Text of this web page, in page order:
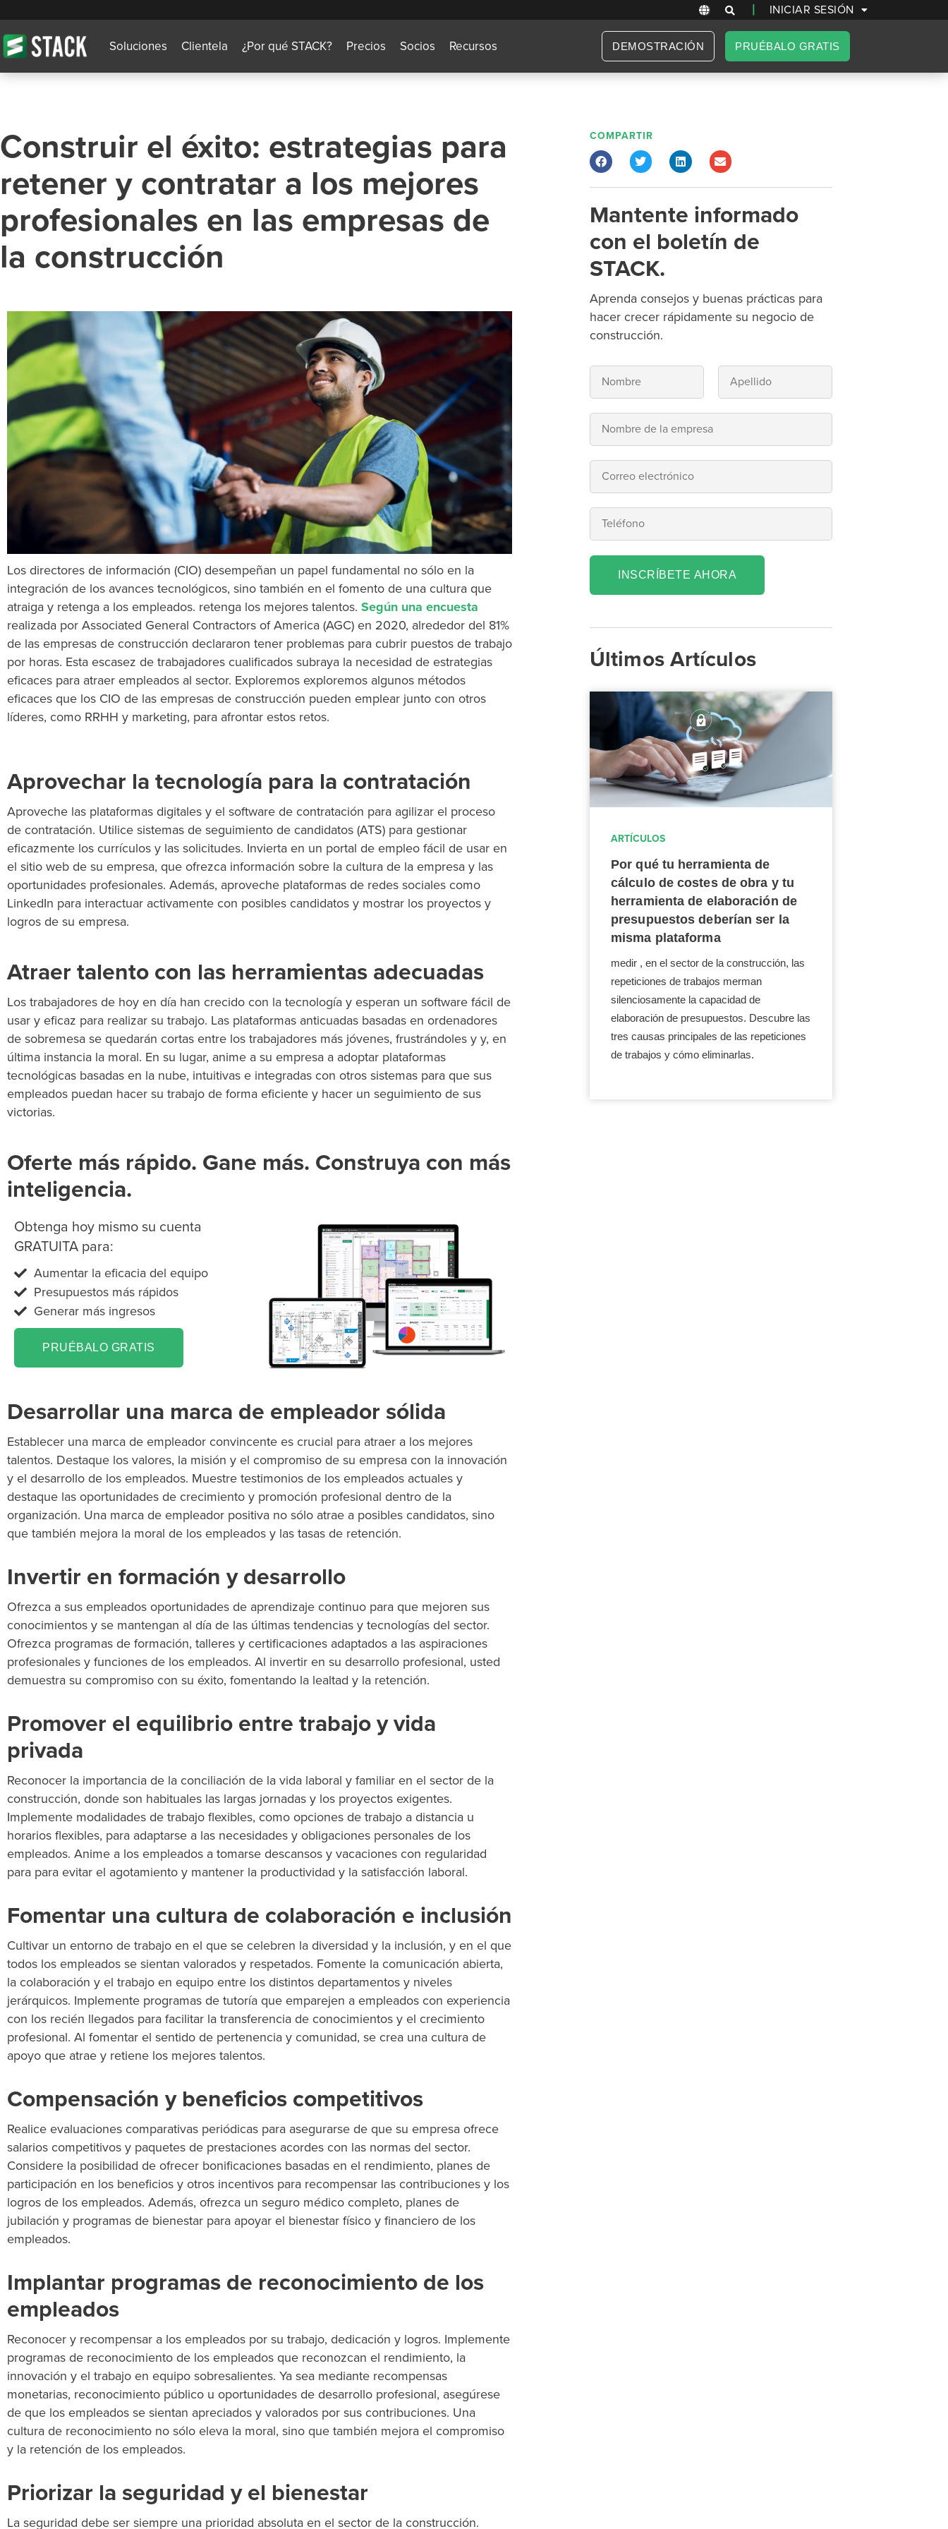
| INICIAR SESIÓN
Soluciones Clientela ¿Por qué STACK? Precios Socios Recursos DEMOSTRACIÓN PRUÉBALO GRATIS
Construir el éxito: estrategias para
retener y contratar a los mejores
profesionales en las empresas de
la construcción
Los directores de información (CIO) desempeñan un papel fundamental no sólo en la
integración de los avances tecnológicos, sino también en el fomento de una cultura que
atraiga y retenga a los empleados. retenga los mejores talentos. Según una encuesta
realizada por Associated General Contractors of America (AGC) en 2020, alrededor del 81%
de las empresas de construcción declararon tener problemas para cubrir puestos de trabajo
por horas. Esta escasez de trabajadores cualificados subraya la necesidad de estrategias
eficaces para atraer empleados al sector. Exploremos exploremos algunos métodos
eficaces que los CIO de las empresas de construcción pueden emplear junto con otros
líderes, como RRHH y marketing, para afrontar estos retos.
Aprovechar la tecnología para la contratación
Aproveche las plataformas digitales y el software de contratación para agilizar el proceso
de contratación. Utilice sistemas de seguimiento de candidatos (ATS) para gestionar
eficazmente los currículos y las solicitudes. Invierta en un portal de empleo fácil de usar en
el sitio web de su empresa, que ofrezca información sobre la cultura de la empresa y las
oportunidades profesionales. Además, aproveche plataformas de redes sociales como
LinkedIn para interactuar activamente con posibles candidatos y mostrar los proyectos y
logros de su empresa.
Atraer talento con las herramientas adecuadas
Los trabajadores de hoy en día han crecido con la tecnología y esperan un software fácil de
usar y eficaz para realizar su trabajo. Las plataformas anticuadas basadas en ordenadores
de sobremesa se quedarán cortas entre los trabajadores más jóvenes, frustrándoles y y, en
última instancia la moral. En su lugar, anime a su empresa a adoptar plataformas
tecnológicas basadas en la nube, intuitivas e integradas con otros sistemas para que sus
empleados puedan hacer su trabajo de forma eficiente y hacer un seguimiento de sus
victorias.
Oferte más rápido. Gane más. Construya con más
inteligencia.
Obtenga hoy mismo su cuenta
GRATUITA para:
Aumentar la eficacia del equipo
Presupuestos más rápidos
Generar más ingresos
PRUÉBALO GRATIS
Desarrollar una marca de empleador sólida
Establecer una marca de empleador convincente es crucial para atraer a los mejores
talentos. Destaque los valores, la misión y el compromiso de su empresa con la innovación
y el desarrollo de los empleados. Muestre testimonios de los empleados actuales y
destaque las oportunidades de crecimiento y promoción profesional dentro de la
organización. Una marca de empleador positiva no sólo atrae a posibles candidatos, sino
que también mejora la moral de los empleados y las tasas de retención.
Invertir en formación y desarrollo
Ofrezca a sus empleados oportunidades de aprendizaje continuo para que mejoren sus
conocimientos y se mantengan al día de las últimas tendencias y tecnologías del sector.
Ofrezca programas de formación, talleres y certificaciones adaptados a las aspiraciones
profesionales y funciones de los empleados. Al invertir en su desarrollo profesional, usted
demuestra su compromiso con su éxito, fomentando la lealtad y la retención.
Promover el equilibrio entre trabajo y vida
privada
Reconocer la importancia de la conciliación de la vida laboral y familiar en el sector de la
construcción, donde son habituales las largas jornadas y los proyectos exigentes.
Implemente modalidades de trabajo flexibles, como opciones de trabajo a distancia u
horarios flexibles, para adaptarse a las necesidades y obligaciones personales de los
empleados. Anime a los empleados a tomarse descansos y vacaciones con regularidad
para para evitar el agotamiento y mantener la productividad y la satisfacción laboral.
Fomentar una cultura de colaboración e inclusión
Cultivar un entorno de trabajo en el que se celebren la diversidad y la inclusión, y en el que
todos los empleados se sientan valorados y respetados. Fomente la comunicación abierta,
la colaboración y el trabajo en equipo entre los distintos departamentos y niveles
jerárquicos. Implemente programas de tutoría que emparejen a empleados con experiencia
con los recién llegados para facilitar la transferencia de conocimientos y el crecimiento
profesional. Al fomentar el sentido de pertenencia y comunidad, se crea una cultura de
apoyo que atrae y retiene los mejores talentos.
Compensación y beneficios competitivos
Realice evaluaciones comparativas periódicas para asegurarse de que su empresa ofrece
salarios competitivos y paquetes de prestaciones acordes con las normas del sector.
Considere la posibilidad de ofrecer bonificaciones basadas en el rendimiento, planes de
participación en los beneficios y otros incentivos para recompensar las contribuciones y los
logros de los empleados. Además, ofrezca un seguro médico completo, planes de
jubilación y programas de bienestar para apoyar el bienestar físico y financiero de los
empleados.
Implantar programas de reconocimiento de los
empleados
Reconocer y recompensar a los empleados por su trabajo, dedicación y logros. Implemente
programas de reconocimiento de los empleados que reconozcan el rendimiento, la
innovación y el trabajo en equipo sobresalientes. Ya sea mediante recompensas
monetarias, reconocimiento público u oportunidades de desarrollo profesional, asegúrese
de que los empleados se sientan apreciados y valorados por sus contribuciones. Una
cultura de reconocimiento no sólo eleva la moral, sino que también mejora el compromiso
y la retención de los empleados.
Priorizar la seguridad y el bienestar
La seguridad debe ser siempre una prioridad absoluta en el sector de la construcción.
COMPARTIR
Mantente informado
con el boletín de
STACK.
Aprenda consejos y buenas prácticas para
hacer crecer rápidamente su negocio de
construcción.
INSCRÍBETE AHORA
Últimos Artículos
ARTÍCULOS
Por qué tu herramienta de
cálculo de costes de obra y tu
herramienta de elaboración de
presupuestos deberían ser la
misma plataforma
medir , en el sector de la construcción, las
repeticiones de trabajos merman
silenciosamente la capacidad de
elaboración de presupuestos. Descubre las
tres causas principales de las repeticiones
de trabajos y cómo eliminarlas.